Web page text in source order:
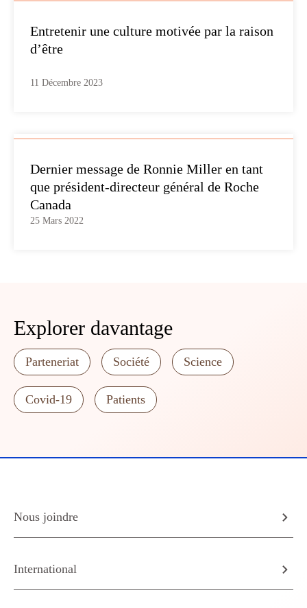
Entretenir une culture motivée par la raison
d’être
11 Décembre 2023
Dernier message de Ronnie Miller en tant
que président-directeur général de Roche
Canada
25 Mars 2022
Explorer davantage
Parteneriat Société Science
Covid-19 Patients
Nous joindre
International